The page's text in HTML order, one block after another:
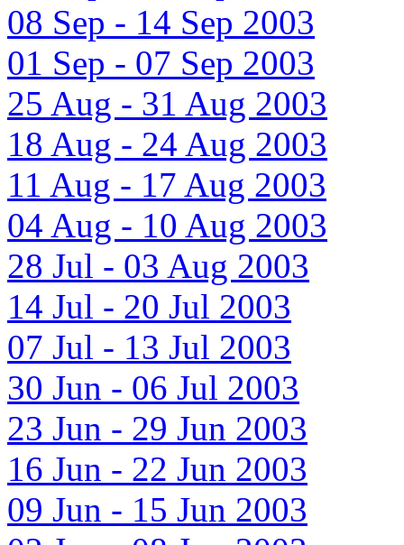
08 Sep - 14 Sep 2003
01 Sep - 07 Sep 2003
25 Aug - 31 Aug 2003
18 Aug - 24 Aug 2003
11 Aug - 17 Aug 2003
04 Aug - 10 Aug 2003
28 Jul - 03 Aug 2003
14 Jul - 20 Jul 2003
07 Jul - 13 Jul 2003
30 Jun - 06 Jul 2003
23 Jun - 29 Jun 2003
16 Jun - 22 Jun 2003
09 Jun - 15 Jun 2003